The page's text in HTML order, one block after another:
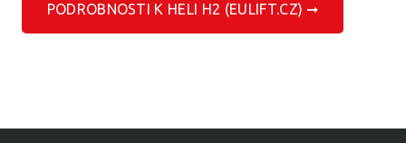
PODROBNOSTI K HELI H2 (EULIFT.CZ) ➞